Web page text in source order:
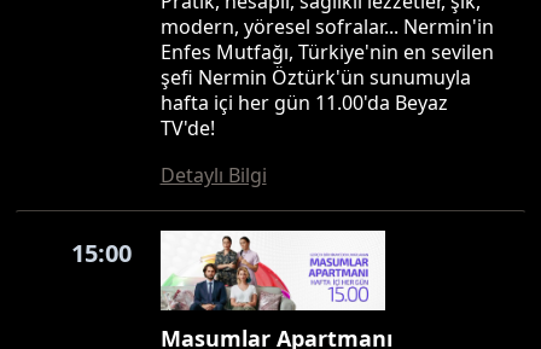
modern, yöresel sofralar... Nermin'in
Enfes Mutfağı, Türkiye'nin en sevilen
şefi Nermin Öztürk'ün sunumuyla
hafta içi her gün 11.00'da Beyaz
TV'de!
Detaylı Bilgi
15:00
Masumlar Apartmanı